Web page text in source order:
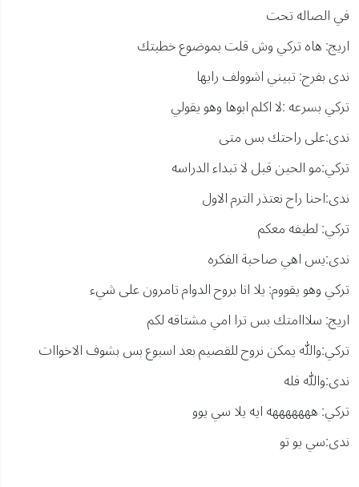
في الصاله تحت
اريج: هاه تركي وش قلت بموضوع خطبتك
ندى بفرح: تبيني اشوولف رايها
تركي بسرعه :لا اكلم ابوها وهو يقولي
ندى:على راحتك بس متى
تركي:مو الحين قبل لا تبداء الدراسه
ندى:احنا راح نعتذر الترم الاول
تركي: لطيفه معكم
ندى:يس اهي صاحبة الفكره
تركي وهو يقووم: يلا انا بروح الدوام تامرون على شيء
اريج: سلااامتك بس ترا امي مشتاقه لكم
تركي:والله يمكن نروح للقصيم بعد اسبوع بس بشوف الاخواات
ندى:والله فله
تركي: هههههههه ايه يلا سي يوو
ندى:سي يو تو